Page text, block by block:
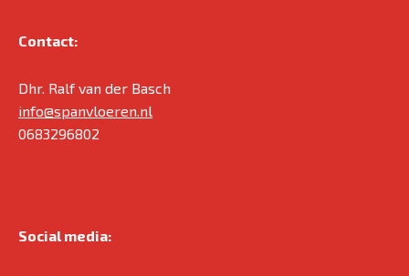
Contact:
Dhr. Ralf van der Basch
info@spanvloeren.nl
0683296802
Social media: